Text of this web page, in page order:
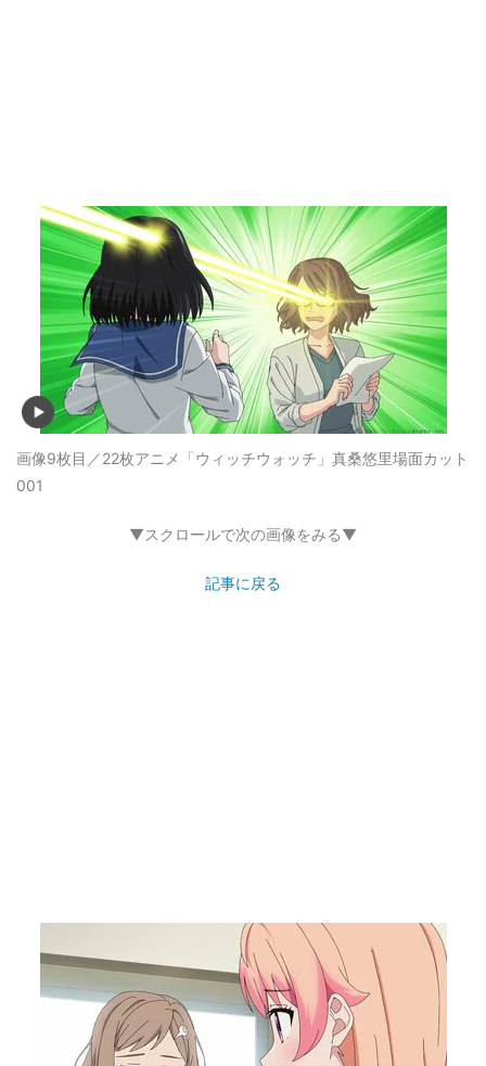
画像9枚目／22枚アニメ「ウィッチウォッチ」真桑悠里場面カット
001
▼スクロールで次の画像をみる▼
記事に戻る